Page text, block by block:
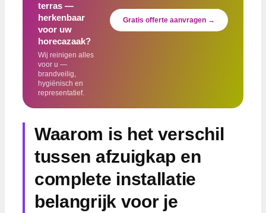
terras —
herkenbaar
voor uw
horecazaak?
Wij reinigen alles
voor u —
brandveilig,
hygiënisch en
representatief.
Gratis offerte aanvragen →
Waarom is het verschil
tussen afzuigkap en
complete installatie
belangrijk voor je